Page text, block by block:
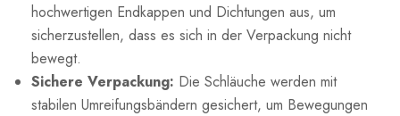
hochwertigen Endkappen und Dichtungen aus, um
sicherzustellen, dass es sich in der Verpackung nicht
bewegt.
Sichere Verpackung: Die Schläuche werden mit
stabilen Umreifungsbändern gesichert, um Bewegungen